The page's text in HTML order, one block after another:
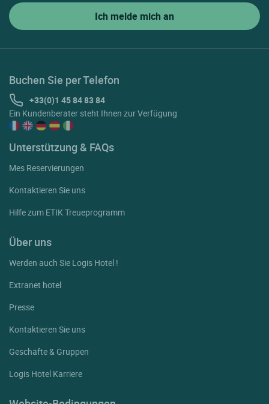
Buchen Sie per Telefon
+33(0)1 45 84 83 84
Ein Kundenberater steht Ihnen zur Verfügung
Unterstützung & FAQs
Mes Reservierungen
Kontaktieren Sie uns
Hilfe zum ETIK Treueprogramm
Über uns
Werden auch Sie Logis Hotel !
Extranet hotel
Presse
Kontaktieren Sie uns
Geschäfte & Gruppen
Logis Hotel Karriere